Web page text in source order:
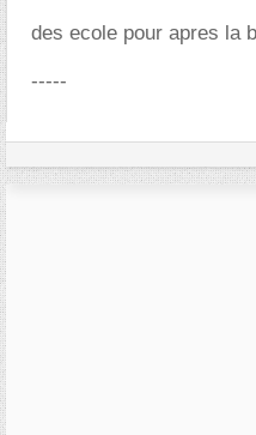
des ecole pour apres la
-----